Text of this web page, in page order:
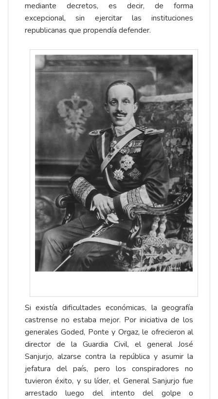
mediante decretos, es decir, de forma
excepcional, sin ejercitar las instituciones
republicanas que propendía defender.
Si existía dificultades económicas, la geografía
castrense no estaba mejor. Por iniciativa de los
generales Goded, Ponte y Orgaz, le ofrecieron al
director de la Guardia Civil, el general José
Sanjurjo, alzarse contra la república y asumir la
jefatura del país, pero los conspiradores no
tuvieron éxito, y su líder, el General Sanjurjo fue
arrestado luego del intento del golpe o